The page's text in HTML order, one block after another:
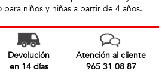
niños y niñas a partir de 4 años.
Devolución
en 14 días
Atención al cliente
965 31 08 87